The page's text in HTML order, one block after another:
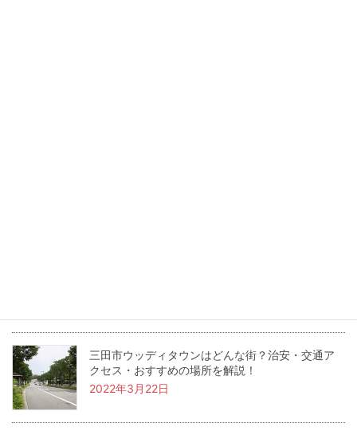
三田市ウッディタウンはどんな街？治安・交通ア
クセス・おすすめの場所を解説！
2022年3月22日